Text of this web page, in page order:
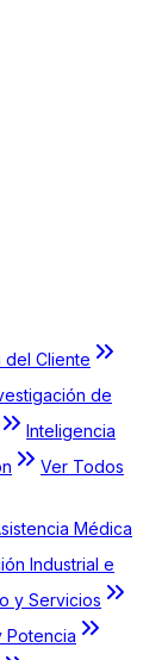
del Cliente
de
Inteligencia
Ver Todos
Médica
Industrial e
y Servicios
Potencia